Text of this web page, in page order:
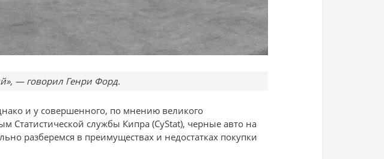
— говорил Генри Форд.
и у совершенного, по мнению великого
службы Кипра (CyStat), черные авто на
разберемся в преимуществах и недостатках покупки